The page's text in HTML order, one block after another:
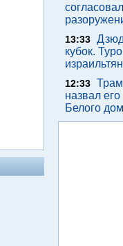
13:33
кубок.
12:33
назвал
Белого